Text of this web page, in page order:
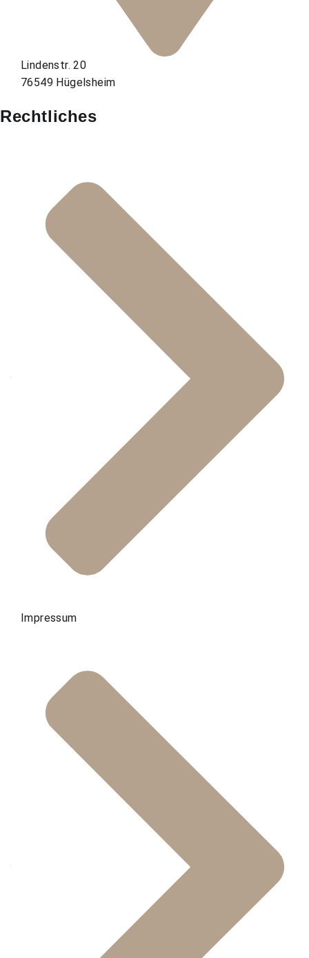
Lindenstr. 20
76549 Hügelsheim
Rechtliches
Impressum